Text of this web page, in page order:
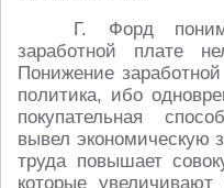
Г. Форд
заработной плате
Понижение
политика, ибо
покупательная
вывел экономическую
труда повышает
которые